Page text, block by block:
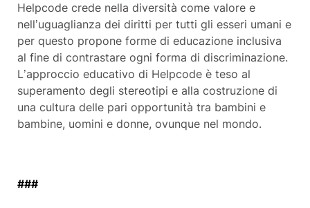
Helpcode crede nella diversità come valore e
nell’uguaglianza dei diritti per tutti gli esseri umani e
per questo propone forme di educazione inclusiva
al fine di contrastare ogni forma di discriminazione.
L’approccio educativo di Helpcode è teso al
superamento degli stereotipi e alla costruzione di
una cultura delle pari opportunità tra bambini e
bambine, uomini e donne, ovunque nel mondo.
###